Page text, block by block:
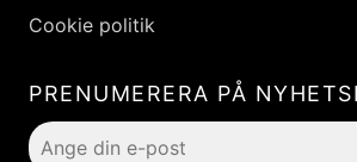
Cookie politik
PRENUMERERA PÅ